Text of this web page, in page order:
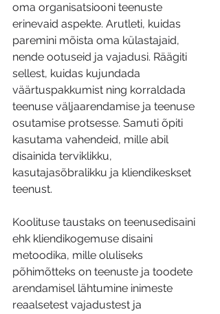
oma organisatsiooni teenuste
erinevaid aspekte. Arutleti, kuidas
paremini mõista oma külastajaid,
nende ootuseid ja vajadusi. Räägiti
sellest, kuidas kujundada
väärtuspakkumist ning korraldada
teenuse väljaarendamise ja teenuse
osutamise protsesse. Samuti õpiti
kasutama vahendeid, mille abil
disainida terviklikku,
kasutajasõbralikku ja kliendikeskset
teenust.
Koolituse taustaks on teenusedisaini
ehk kliendikogemuse disaini
metoodika, mille oluliseks
põhimõtteks on teenuste ja toodete
arendamisel lähtumine inimeste
reaalsetest vajadustest ja